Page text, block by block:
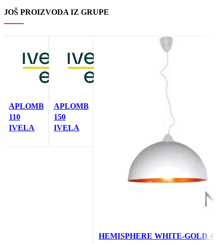
JOŠ PROIZVODA IZ GRUPE
Pročitajte još
APLOMB
110
IVELA
Pročitajte još
APLOMB
150
IVELA
HEMISPHERE WHITE-GOLD